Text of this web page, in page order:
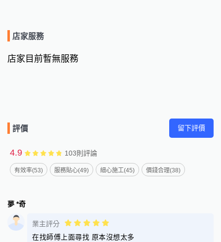
店家服務
店家目前暫無服務
評價 留下評價
4.9 103則評論
有效率(53) 服務貼心(49) 細心施工(45) 價錢合理(38)
夢 *奇
業主評分
在找師傅上面尋找 原本沒想太多